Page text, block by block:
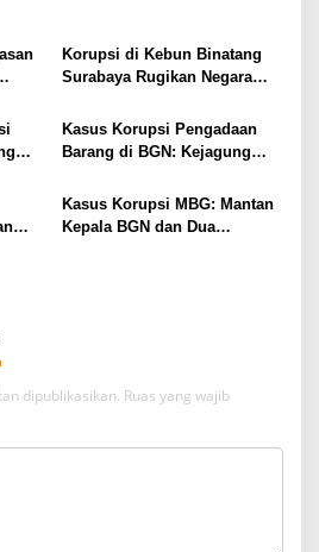
Korupsi di Kebun Binatang
Surabaya Rugikan Negara
Kasus Korupsi Pengadaan
Barang di BGN: Kejagung
Triliun
Kasus Korupsi MBG: Mantan
Kepala BGN dan Dua
dipublikasikan. Ruas yang wajib